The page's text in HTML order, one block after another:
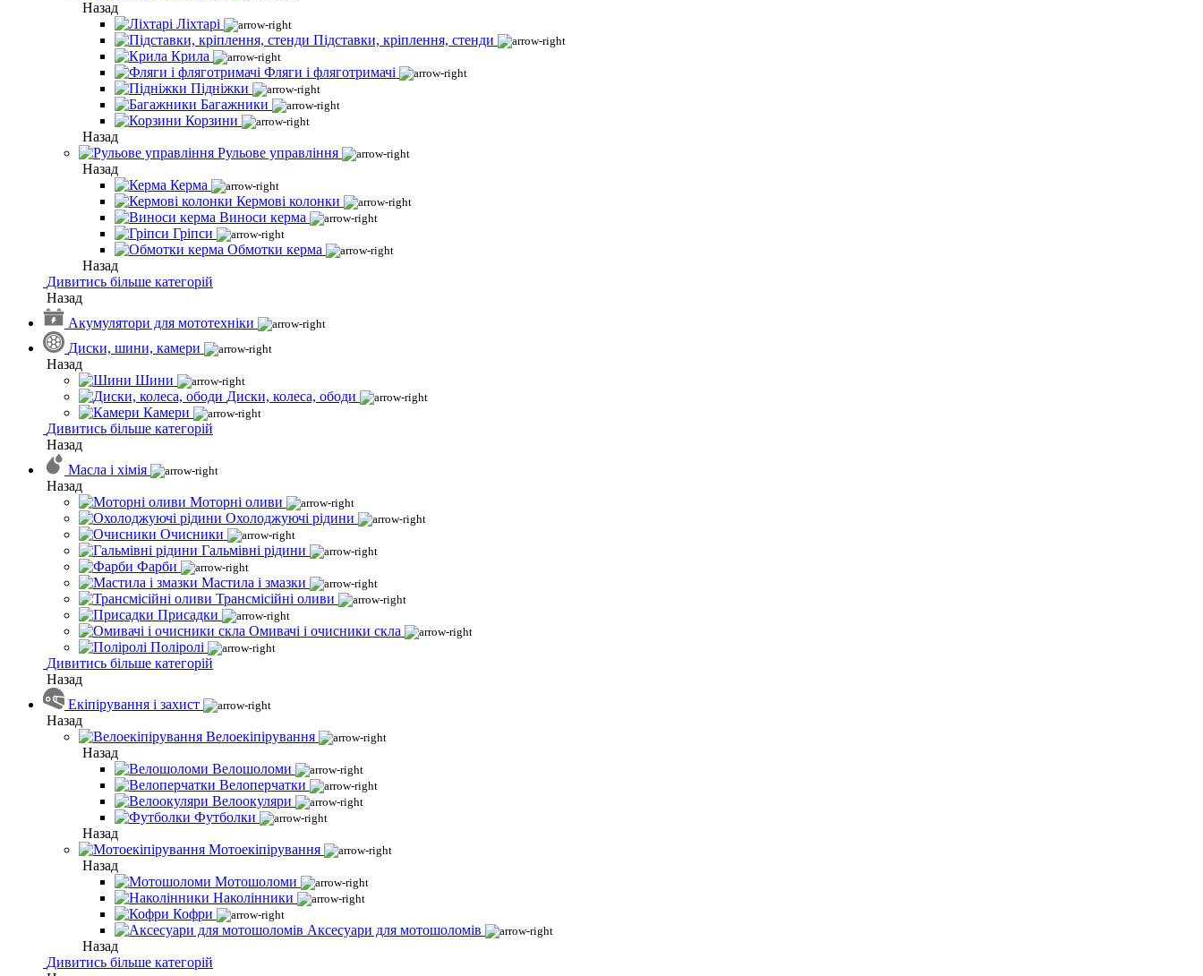
Назад
Ліхтарі
Підставки, кріплення, стенди
Крила
Фляги і фляготримачі
Підніжки
Багажники
Корзини
Назад
Рульове управління
Назад
Керма
Кермові колонки
Виноси керма
Гріпси
Обмотки керма
Назад
Дивитись більше категорій
Назад
Акумулятори для мототехніки
Диски, шини, камери
Назад
Шини
Диски, колеса, ободи
Камери
Дивитись більше категорій
Назад
Масла і хімія
Назад
Моторні оливи
Охолоджуючі рідини
Очисники
Гальмівні рідини
Фарби
Мастила і змазки
Трансмісійні оливи
Присадки
Омивачі і очисники скла
Поліролі
Дивитись більше категорій
Назад
Екіпірування і захист
Назад
Велоекіпірування
Назад
Велошоломи
Велоперчатки
Велоокуляри
Футболки
Назад
Мотоекіпірування
Назад
Мотошоломи
Наколінники
Кофри
Аксесуари для мотошоломів
Назад
Дивитись більше категорій